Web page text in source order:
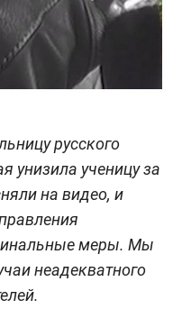
русского
унизила ученицу за
на видео, и
меры. Мы
неадекватного